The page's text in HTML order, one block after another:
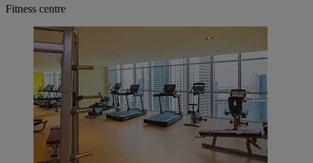
Fitness centre